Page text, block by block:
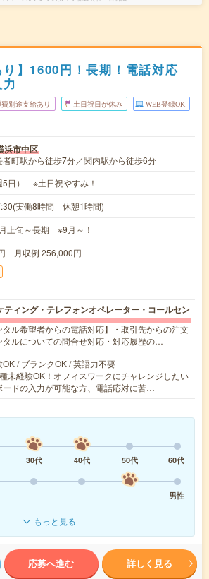
り】1600円！長期！電話対応
費別途支給あり 土日祝日が休み WEB登録OK
浜市中区
者町駅から徒歩7分／関内駅から徒歩6分
5日） ※土日祝やすみ！
実働8時間 休憩1時間)
上旬～長期 ※9月～！
月収例 256,000円
ティング・テレフォンオペレーター・コールセン
タル希望者からの電話対応】・取引先からの注文
タルについての問合せ対応・対応履歴の…
/ ブランクOK / 英語力不要
未経験OK！オフィスワークにチャレンジしたい
ードの入力が可能な方、電話応対に苦…
30代 40代 50代
60代
男性
もっと見る
応募へ進む 詳しく見る